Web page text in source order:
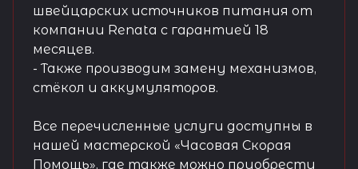
швейцарских источников питания от
компании Renata с гарантией 18
месяцев.
- Также производим замену механизмов,
стёкол и аккумуляторов.
Все перечисленные услуги доступны в
нашей мастерской «Часовая Скорая
Помощь», где также можно приобрести